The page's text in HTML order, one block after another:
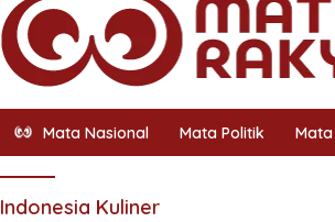
Mata Nasional Mata Politik
Indonesia Kuliner